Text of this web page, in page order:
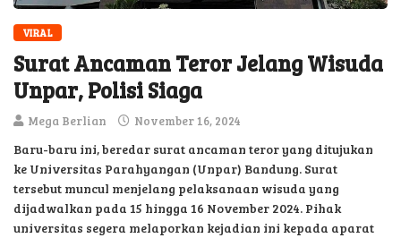
VIRAL
Surat Ancaman Teror Jelang Wisuda
Unpar, Polisi Siaga
Mega Berlian November 16, 2024
Baru-baru ini, beredar surat ancaman teror yang ditujukan
ke Universitas Parahyangan (Unpar) Bandung. Surat
tersebut muncul menjelang pelaksanaan wisuda yang
dijadwalkan pada 15 hingga 16 November 2024. Pihak
universitas segera melaporkan kejadian ini kepada aparat